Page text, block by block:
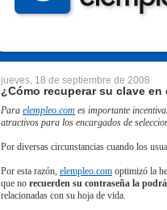
jueves, 18 de septiembre de 2008
¿Cómo recuperar su clave en
Para elempleo.com es importante
atractivos para los encargados de
Por diversas circunstancias cuando los
Por esta razón, elempleo.com optimizó la
que no recuerden su contraseña la
relacionadas con su hoja de vida.